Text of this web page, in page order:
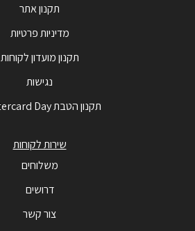
תקנון אתר
מדיניות פרטיות
תקנון מועדון לקוחות
נגישות
תקנון הטבת Mastercard Day
שירות לקוחות
משלוחים
דרושים
צור קשר